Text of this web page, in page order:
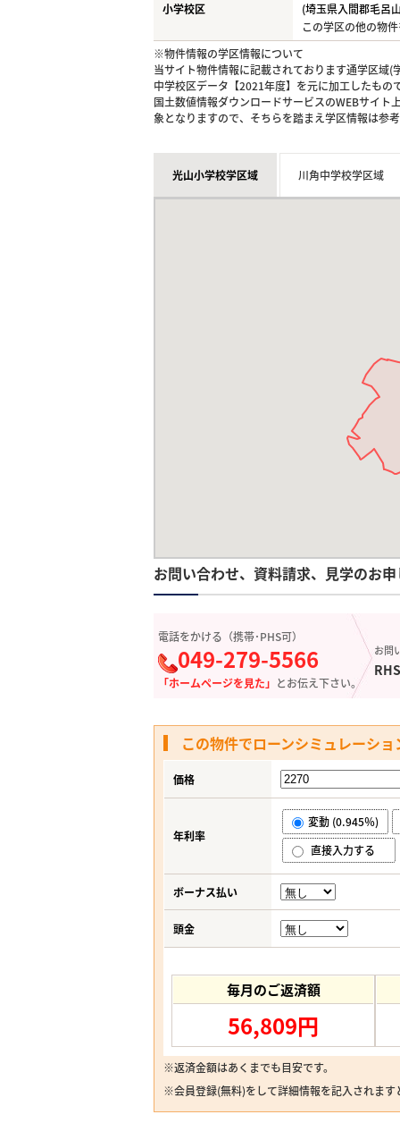
小学校区
(埼玉県入間郡毛呂
この学区の他の物
※物件情報の学区情報について
当サイト物件情報に記載されております通学区域
中学校区データ【2021年度】を元に加工したも
国土数値情報ダウンロードサービスのWEBサイ
象となりますので、そちらを踏まえ学区情報は参
光山小学校学区域 川角中学校学区域
お問い合わせ、資料請求、見学のお
電話をかける（携帯･PHS可）
049-279-5566
「ホームページを見た」 とお伝え下さい。
お問
この物件でローンシミュレーショ
価格
年利率
変動 (0.945％)
直接入力する
ボーナス払い
頭金
毎月のご返済額
56,809円
※返済金額はあくまでも目安です。
※会員登録(無料)をして詳細情報を記入されま